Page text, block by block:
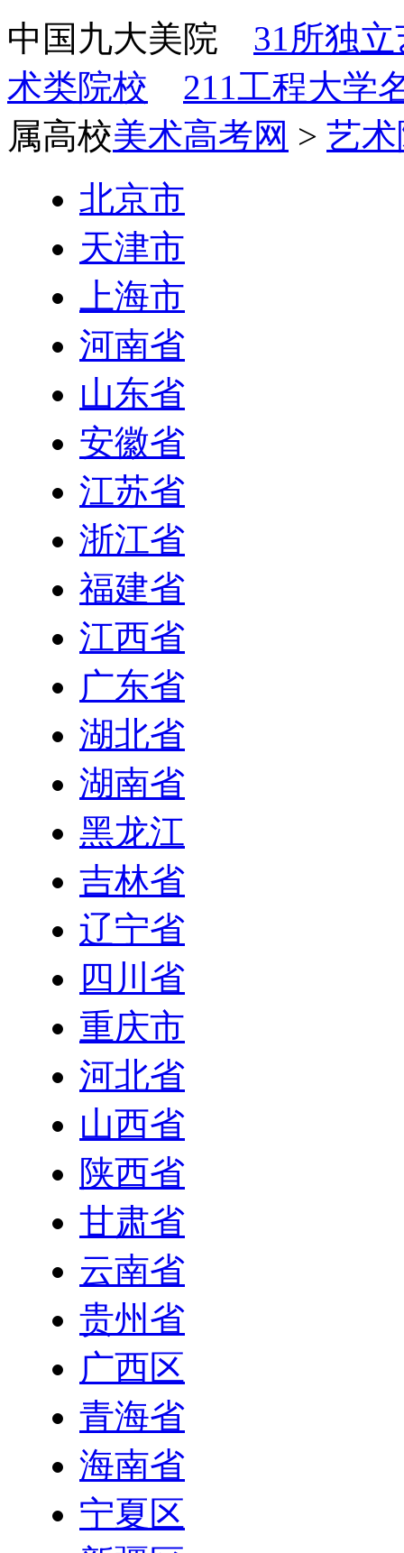
中国九大美院 31所独
术类院校
211工程大学
属高校美术高考网 > 艺
北京市
天津市
上海市
河南省
山东省
安徽省
江苏省
浙江省
福建省
江西省
广东省
湖北省
湖南省
黑龙江
吉林省
辽宁省
四川省
重庆市
河北省
山西省
陕西省
甘肃省
云南省
贵州省
广西区
青海省
海南省
宁夏区